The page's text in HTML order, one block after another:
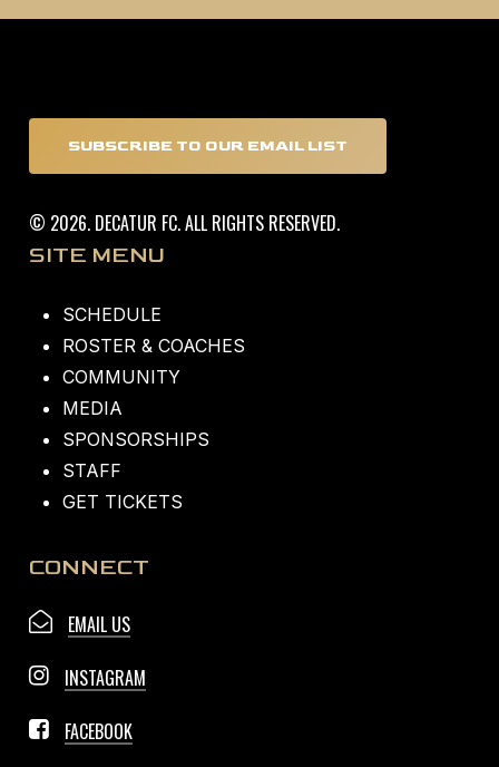
SUBSCRIBE TO OUR EMAIL LIST
© 2026. DECATUR FC. ALL RIGHTS RESERVED.
SITE MENU
SCHEDULE
ROSTER & COACHES
COMMUNITY
MEDIA
SPONSORSHIPS
STAFF
GET TICKETS
CONNECT
EMAIL US
INSTAGRAM
FACEBOOK